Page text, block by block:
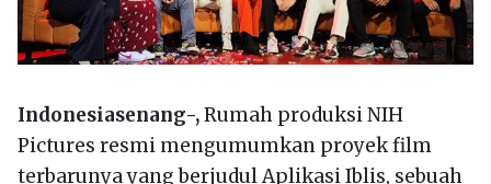
Indonesiasenang-,Rumah produksi NIH
Pictures resmi mengumumkan proyek film
terbarunya yang berjudul Aplikasi Iblis, sebuah